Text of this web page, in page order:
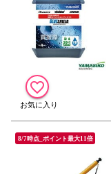
8/7時点_ポイント最大11倍